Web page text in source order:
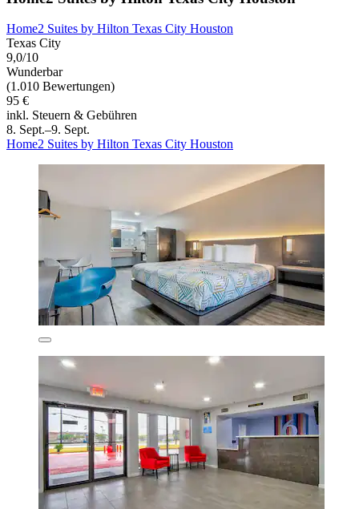
Home2 Suites by Hilton Texas City Houston
Texas City
9,0/10
Wunderbar
(1.010 Bewertungen)
95 €
inkl. Steuern & Gebühren
8. Sept.–9. Sept.
Home2 Suites by Hilton Texas City Houston